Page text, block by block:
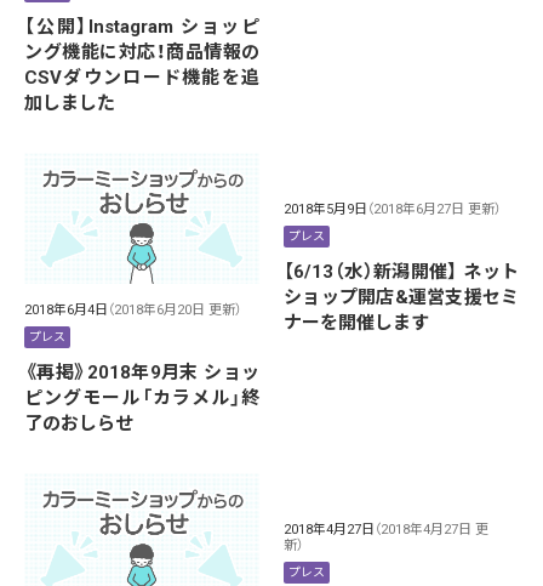
【公開】Instagram ショッピ
ング機能に対応！商品情報の
CSVダウンロード機能を追
加しました
2018年6月4日 （2018年6月20日 更新）
プレス
《再掲》2018年9月末 ショッ
ピングモール「カラメル」終
了のおしらせ
2018年5月9日 （2018年6月27日 更新）
プレス
【6/13（水）新潟開催】 ネット
ショップ開店&運営支援セミ
ナーを開催します
2018年4月27日 （2018年4月27日 更
新）
プレス